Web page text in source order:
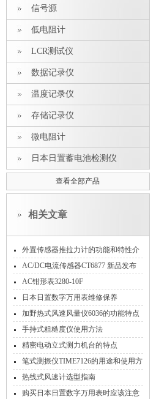
信号源
低电阻计
LCR测试仪
数据记录仪
温度记录仪
存储记录仪
微电阻计
日本日置蓄电池检测仪
查看全部产品
相关文章
外置传感器推拉力计的功能和特性介
绍
AC/DC电流传感器CT6877 新品发布
AC钳形表3280-10F
日本日置数字万用表维修保养
加野热式风速风量仪6036的功能特点
和检测工作流程
手持式粗糙度仪使用方法
精密电动立式测力机台的特点
笔式测振仪TIME7126的用途和使用方
法
热线式风速计选型指南
购买日本日置数字万用表时应该注意